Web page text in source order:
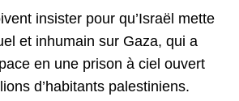
insister pour qu’Israël mette
et inhumain sur Gaza, qui a
en une prison à ciel ouvert
d’habitants palestiniens.